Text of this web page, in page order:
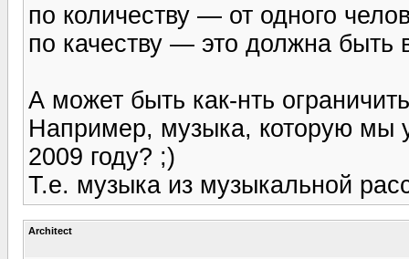
по количеству — от одного
по качеству — это должна
А может быть как-нть
Например, музыка, которую мы
2009 году? ;)
Т.е. музыка из музыкальной
Architect